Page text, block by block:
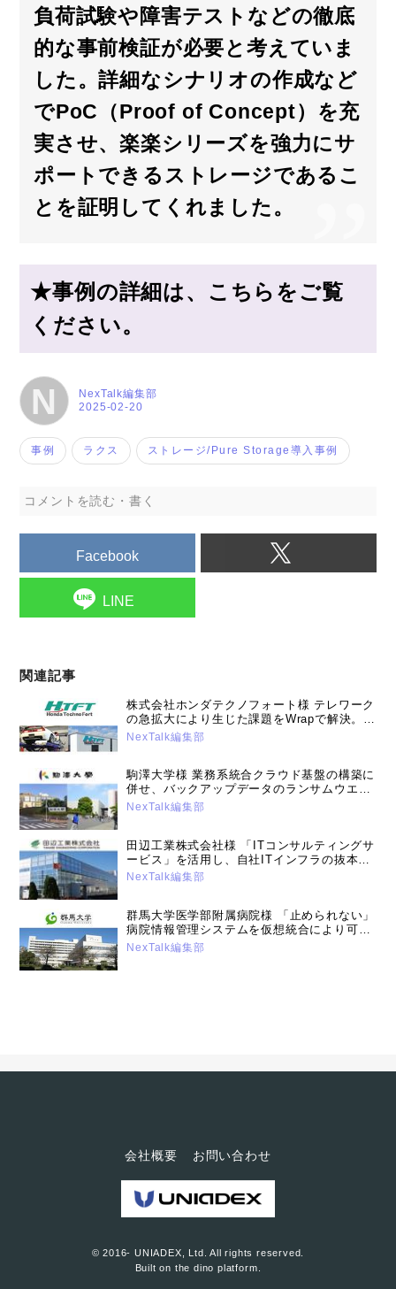
負荷試験や障害テストなどの徹底
的な事前検証が必要と考えていま
した。詳細なシナリオの作成など
でPoC（Proof of Concept）を充
実させ、楽楽シリーズを強力にサ
ポートできるストレージであるこ
とを証明してくれました。
★事例の詳細は、こちらをご覧
ください。
N 2025-02-20
NexTalk編集部
事例 ラクス ストレージ/Pure Storage導入事例
コメントを読む・書く
Facebook
LINE
関連記事
株式会社ホンダテクノフォート様 テレワーク
の急拡大により生じた課題をWrapで解決。
複数ソリューションを組み合わせ、利便性も
NexTalk編集部
駒澤大学様 業務系統合クラウド基盤の構築に
併せ、バックアップデータのランサムウエア
対策を強化（2025年1月15日号）
NexTalk編集部
田辺工業株式会社様 「ITコンサルティングサ
ービス」を活用し、自社ITインフラの抜本的
改革を実行。DX推進に向けた基盤作りで着実
NexTalk編集部
群馬大学医学部附属病院様 「止められない」
病院情報管理システムを仮想統合により可用
性と運用効率、安全性を向上。業界のデファ
NexTalk編集部
会社概要 お問い合わせ
© 2016- UNIADEX, Ltd. All rights reserved.
Built on the dino platform